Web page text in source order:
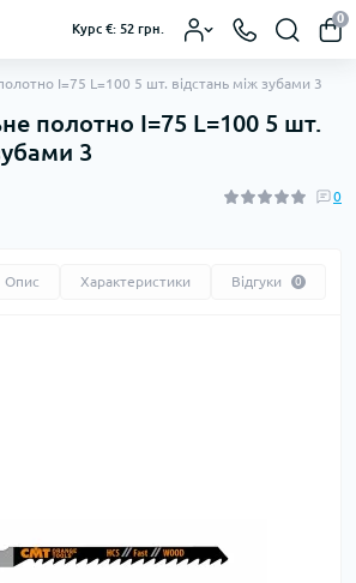
Курс €: 52 грн.
0
I=75 L=100 5 шт. відстань між зубами 3
полотно I=75 L=100 5 шт.
3
0
Опис Характеристики Відгуки 0